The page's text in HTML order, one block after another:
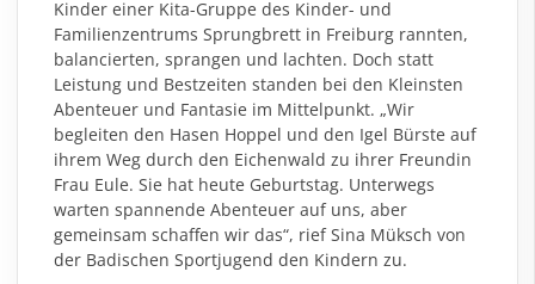
Kinder einer Kita-Gruppe des Kinder- und
Familienzentrums Sprungbrett in Freiburg rannten,
balancierten, sprangen und lachten. Doch statt
Leistung und Bestzeiten standen bei den Kleinsten
Abenteuer und Fantasie im Mittelpunkt. „Wir
begleiten den Hasen Hoppel und den Igel Bürste auf
ihrem Weg durch den Eichenwald zu ihrer Freundin
Frau Eule. Sie hat heute Geburtstag. Unterwegs
warten spannende Abenteuer auf uns, aber
gemeinsam schaffen wir das“, rief Sina Müksch von
der Badischen Sportjugend den Kindern zu.